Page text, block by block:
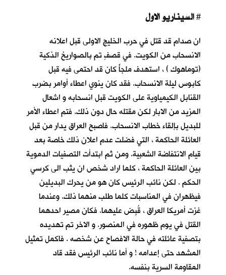
#
ان صدام قد قتل في حرب الخليج الاولى قبل اعلانه
الانسحاب من الكويت. في قصفٍ تم بالصواريخ الذكية
(توماهوك ) ، استهدف ملجأً كان قد احتمى فيه قبل
كابوس ليلة الانسحاب. فقد كان ينوي اعطاء أوامر بضرب
القنابل الكيمياوية على الكويت قبل انسحابه و اشعال
المزيد من الابار لكن مقتله حال دون ذلك. فتم اعطاء الأمر
للبديل بإلقاء خطاب الانسحاب. فاصبح العراق يدار من قبل
العائلة الحاكمة ، التي فضلت عدم اعلان ذلك خاصة بعد
قيام الانتفاضة الشعبية. ومن ثم ابتدأت التصفيات الدموية
بين العائلة الحاكمة ، كلما اراد شخص ان يثب الى كرسي
الحكم . لكن نائب الرئيس كان هو من يحرك البديلين
فيظهران في المناسبات كلما طلب منهما ذلك. وعندما
غزت أمريكا العراق ، قُبِض عليهما. فكان مصير احدهما
القتل في يوم ظهوره في المنصور. و الاخر تم تهديده
بتصفية عائلته في حالة الافصاح عن شخصه . فاكمل تمثيل
المشهد حتى إعدامه ! و أما نائب الرئيس فقد قاد
المقاومة السرية بنفسه.